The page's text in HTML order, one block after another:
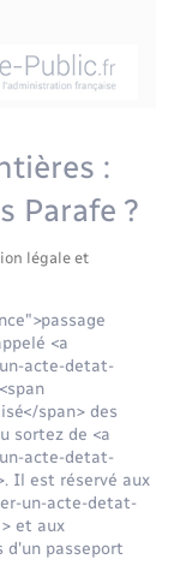
de l’espace
:
Parafe ?
légale et
<a
acte-detat-
span> des
sortez de <a
acte-detat-
Il est réservé aux
un-acte-detat-
et aux
d'un passeport